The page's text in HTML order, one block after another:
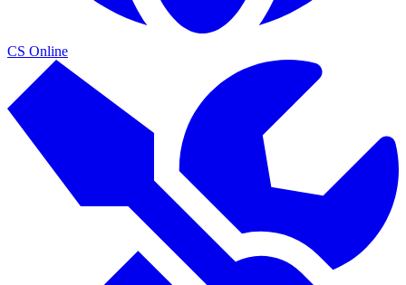
CS Online